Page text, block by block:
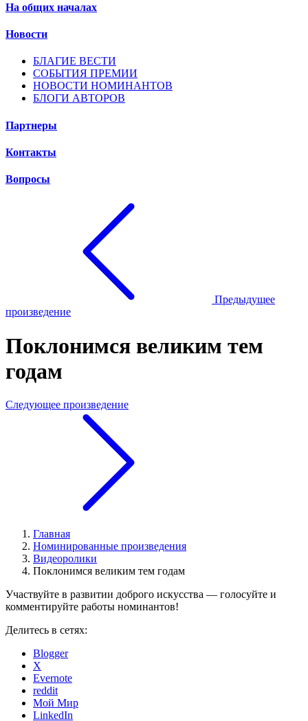
На общих началах
Новости
БЛАГИЕ ВЕСТИ
СОБЫТИЯ ПРЕМИИ
НОВОСТИ НОМИНАНТОВ
БЛОГИ АВТОРОВ
Партнеры
Контакты
Вопросы
Предыдущее
произведение
Поклонимся великим тем
годам
Следующее произведение
Главная
Номинированные произведения
Видеоролики
Поклонимся великим тем годам
Участвуйте в развитии доброго искусства — голосуйте и
комментируйте работы номинантов!
Делитесь в сетях:
Blogger
X
Evernote
reddit
Мой Мир
LinkedIn